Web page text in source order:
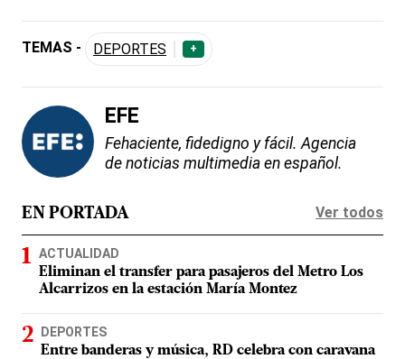
TEMAS - DEPORTES +
EFE
Fehaciente, fidedigno y fácil. Agencia
de noticias multimedia en español.
EN PORTADA Ver todos
ACTUALIDAD
Eliminan el transfer para pasajeros del Metro Los
Alcarrizos en la estación María Montez
DEPORTES
Entre banderas y música, RD celebra con caravana